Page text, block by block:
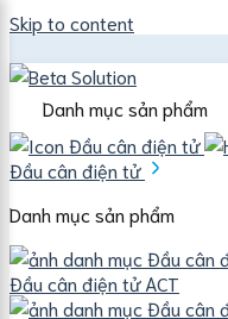
Skip to content
Beta
Danh mục sản phẩm
Đầu cân điện tử
Danh mục sản phẩm
Đầu cân điện tử ACT